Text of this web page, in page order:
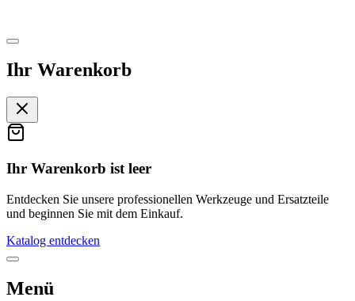
Ihr Warenkorb
Ihr Warenkorb ist leer
Entdecken Sie unsere professionellen Werkzeuge und Ersatzteile
und beginnen Sie mit dem Einkauf.
Katalog entdecken
Menü